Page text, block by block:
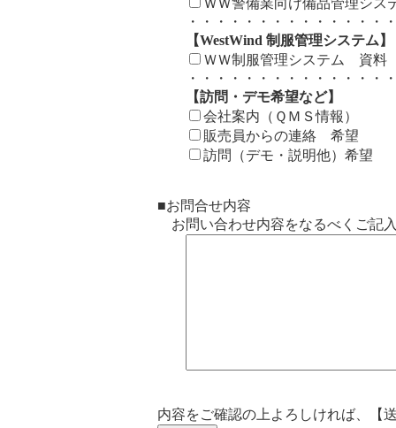
ＷＷ警備業向け備品管理シ
・・・・・・・・・・・・・・・
【WestWind 制服管理システム】
ＷＷ制服管理システム 資料
・・・・・・・・・・・・・・・
【訪問・デモ希望など】
会社案内（ＱＭＳ情報）
販売員からの連絡 希望
訪問（デモ・説明他）希望
■お問合せ内容
お問い合わせ内容をなるべくご記
内容をご確認の上よろしければ、【